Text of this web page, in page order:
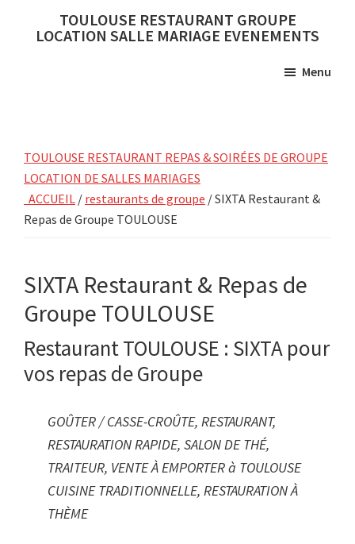
TOULOUSE RESTAURANT GROUPE
LOCATION SALLE MARIAGE EVENEMENTS
Menu
TOULOUSE RESTAURANT REPAS & SOIRÉES DE GROUPE
LOCATION DE SALLES MARIAGES
ACCUEIL / restaurants de groupe / SIXTA Restaurant &
Repas de Groupe TOULOUSE
SIXTA Restaurant & Repas de
Groupe TOULOUSE
Restaurant TOULOUSE : SIXTA pour
vos repas de Groupe
GOÛTER / CASSE-CROÛTE, RESTAURANT,
RESTAURATION RAPIDE, SALON DE THÉ,
TRAITEUR, VENTE À EMPORTER à TOULOUSE
CUISINE TRADITIONNELLE, RESTAURATION À
THÈME